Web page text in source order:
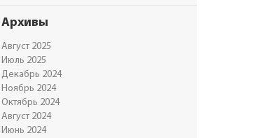
Архивы
Август 2025
Июль 2025
Декабрь 2024
Ноябрь 2024
Октябрь 2024
Август 2024
Июнь 2024